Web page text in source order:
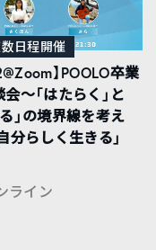
日程開催
】POOLO卒業
〜「はたらく」と
る」の境界線を考え
分らしく生きる」
ライン